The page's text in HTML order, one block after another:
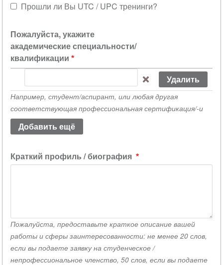
Прошли ли Вы UTC / UPC тренинги?
Пожалуйста, укажите
академические специальности/
квалификации
укажите
академические
специальности/
квалификации
(значение
Например, студент/аспирант, или любая другая
соответствующая профессиональная сертификация/-и
Краткий профиль / биография
Пожалуйста, предоставьте краткое описание вашей
работы и сферы заинтересованности: не менее 20 слов,
если вы подаете заявку на студенческое /
непрофессиональное членство, 50 слов, если вы подаете